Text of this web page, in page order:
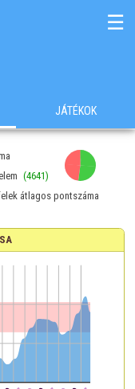
☰
JÁTÉKOK
(4641)
átlagos pontszáma